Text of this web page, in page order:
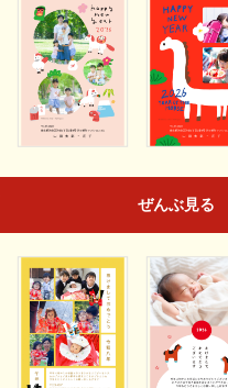
ぜんぶ見る